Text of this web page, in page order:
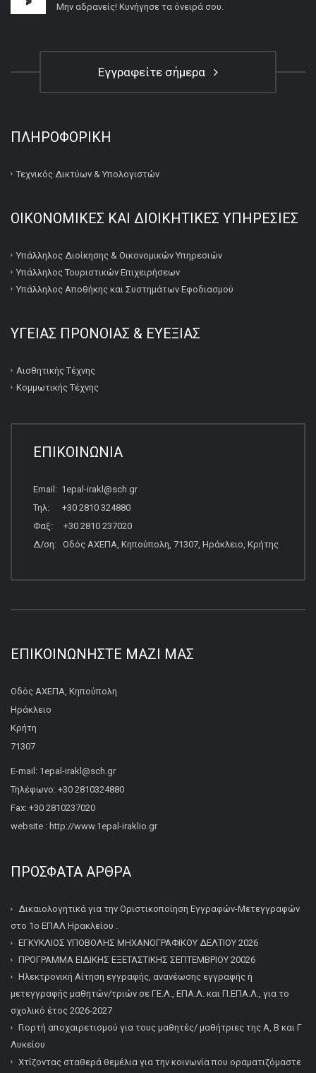
Μην αδρανείς! Κυνήγησε τα όνειρά σου.
Εγγραφείτε σήμερα
ΠΛΗΡΟΦΟΡΙΚΉ
Τεχνικός Δικτύων & Υπολογιστών
ΟΙΚΟΝΟΜΙΚΕΣ ΚΑΙ ΔΙΟΙΚΗΤΙΚΕΣ ΥΠΗΡΕΣΙΕΣ
Υπάλληλος Διοίκησης & Οικονομικών Υπηρεσιών
Υπάλληλος Τουριστικών Επιχειρήσεων
Υπάλληλος Αποθήκης και Συστημάτων Εφοδιασμού
ΥΓΕΙΑΣ ΠΡΟΝΟΙΑΣ & ΕΥΕΞΙΑΣ
Αισθητικής Τέχνης
Κομμωτικής Τέχνης
ΕΠΙΚΟΙΝΩΝΙΑ
Email: 1epal-irakl@sch.gr
Τηλ: +30 2810 324880
Φαξ: +30 2810 237020
Δ/ση: Οδός ΑΧΕΠΑ, Κηπούπολη, 71307, Ηράκλειο, Κρήτης
ΕΠΙΚΟΙΝΩΝΉΣΤΕ ΜΑΖΊ ΜΑΣ
Οδός ΑΧΕΠΑ, Κηπούπολη
Ηράκλειο
Κρήτη
71307
E-mail: 1epal-irakl@sch.gr
Τηλέφωνο: +30 2810324880
Fax: +30 2810237020
website : http://www.1epal-iraklio.gr
ΠΡΌΣΦΑΤΑ ΆΡΘΡΑ
Δικαιολογητικά για την Οριστικοποίηση Εγγραφών-Μετεγγραφών
στο 1ο ΕΠΑΛ Ηρακλείου .
ΕΓΚΥΚΛΙΟΣ ΥΠΟΒΟΛΗΣ ΜΗΧΑΝΟΓΡΑΦΙΚΟΥ ΔΕΛΤΙΟΥ 2026
ΠΡΟΓΡΑΜΜΑ ΕΙΔΙΚΗΣ ΕΞΕΤΑΣΤΙΚΗΣ ΣΕΠΤΕΜΒΡΙΟΥ 20026
Ηλεκτρονική Αίτηση εγγραφής, ανανέωσης εγγραφής ή
μετεγγραφής μαθητών/τριών σε ΓΕ.Λ., ΕΠΑ.Λ. και Π.ΕΠΑ.Λ., για το
σχολικό έτος 2026-2027
Γιορτή αποχαιρετισμού για τους μαθητές/ μαθήτριες της Α, Β και Γ
Λυκείου
Χτίζοντας σταθερά θεμέλια για την κοινωνία που οραματιζόμαστε